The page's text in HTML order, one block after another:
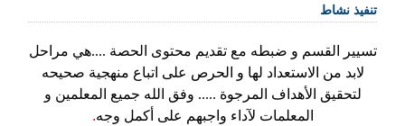
تنفيذ نشاط
تسيير القسم و ضبطه مع تقديم محتوى الحصة ....هي مراحل
لابد من الاستعداد لها و الحرص على اتباع منهجية صحيحه
لتحقيق الأهداف المرجوة ..... وفق الله جميع المعلمين و
المعلمات لآداء واجبهم على أكمل وجه.